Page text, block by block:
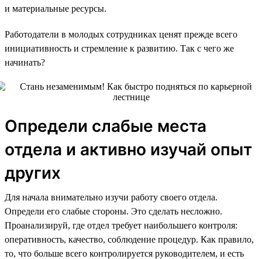
и материальные ресурсы.
Работодатели в молодых сотрудниках ценят прежде всего
инициативность и стремление к развитию. Так с чего же
начинать?
Определи слабые места
отдела и активно изучай опыт
других
Для начала внимательно изучи работу своего отдела.
Определи его слабые стороны. Это сделать несложно.
Проанализируй, где отдел требует наибольшего контроля:
оперативность, качество, соблюдение процедур. Как правило,
то, что больше всего контролируется руководителем, и есть